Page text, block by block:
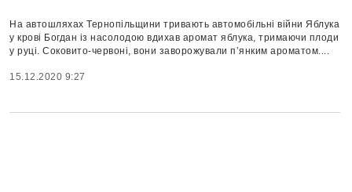
На автошляхах Тернопільщини тривають автомобільні війни Яблука
у крові Богдан із насолодою вдихав аромат яблука, тримаючи плоди
у руці. Соковито-червоні, вони заворожували п’янким ароматом....
15.12.2020 9:27